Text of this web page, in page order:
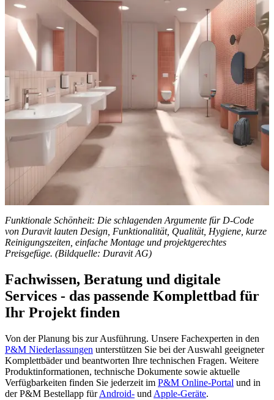
Funktionale Schönheit: Die schlagenden Argumente für D-Code
von Duravit lauten Design, Funktionalität, Qualität, Hygiene, kurze
Reinigungszeiten, einfache Montage und projektgerechtes
Preisgefüge. (Bildquelle: Duravit AG)
Fachwissen, Beratung und digitale
Services - das passende Komplettbad für
Ihr Projekt finden
Von der Planung bis zur Ausführung. Unsere Fachexperten in den
P&M Niederlassungen unterstützen Sie bei der Auswahl geeigneter
Komplettbäder und beantworten Ihre technischen Fragen. Weitere
Produktinformationen, technische Dokumente sowie aktuelle
Verfügbarkeiten finden Sie jederzeit im P&M Online-Portal und in
der P&M Bestellapp fürAndroid- und Apple-Geräte.